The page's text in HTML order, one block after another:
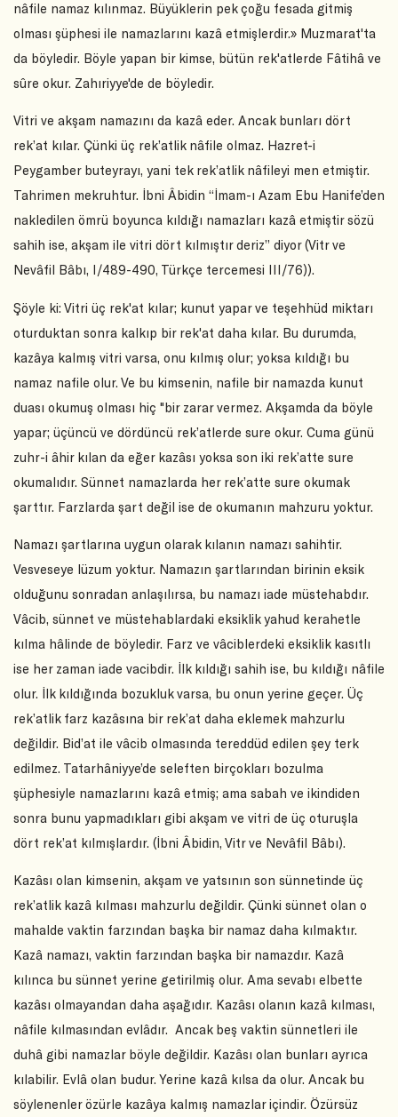
nâfile namaz kılınmaz. Büyüklerin pek çoğu fesada gitmiş
olması şüphesi ile namazlarını kazâ etmişlerdir.» Muzmarat'ta
da böyledir. Böyle yapan bir kimse, bütün rek'atlerde Fâtihâ ve
sûre okur. Zahıriyye'de de böyledir.
Vitri ve akşam namazını da kazâ eder. Ancak bunları dört
rek’at kılar. Çünki üç rek’atlik nâfile olmaz. Hazret-i
Peygamber buteyrayı, yani tek rek’atlik nâfileyi men etmiştir.
Tahrimen mekruhtur. İbni Âbidin “İmam-ı Azam Ebu Hanife’den
nakledilen ömrü boyunca kıldığı namazları kazâ etmiştir sözü
sahih ise, akşam ile vitri dört kılmıştır deriz” diyor (Vitr ve
Nevâfil Bâbı, I/489-490, Türkçe tercemesi III/76)).
Şöyle ki: Vitri üç rek'at kılar; kunut yapar ve teşehhüd miktarı
oturduktan sonra kalkıp bir rek'at daha kılar. Bu durumda,
kazâya kalmış vitri varsa, onu kılmış olur; yoksa kıldığı bu
namaz nafile olur. Ve bu kimsenin, nafile bir namazda kunut
duası okumuş olması hiç "bir zarar vermez. Akşamda da böyle
yapar; üçüncü ve dördüncü rek’atlerde sure okur. Cuma günü
zuhr-i âhir kılan da eğer kazâsı yoksa son iki rek’atte sure
okumalıdır. Sünnet namazlarda her rek’atte sure okumak
şarttır. Farzlarda şart değil ise de okumanın mahzuru yoktur.
Namazı şartlarına uygun olarak kılanın namazı sahihtir.
Vesveseye lüzum yoktur. Namazın şartlarından birinin eksik
olduğunu sonradan anlaşılırsa, bu namazı iade müstehabdır.
Vâcib, sünnet ve müstehablardaki eksiklik yahud kerahetle
kılma hâlinde de böyledir. Farz ve vâciblerdeki eksiklik kasıtlı
ise her zaman iade vacibdir. İlk kıldığı sahih ise, bu kıldığı nâfile
olur. İlk kıldığında bozukluk varsa, bu onun yerine geçer. Üç
rek’atlik farz kazâsına bir rek’at daha eklemek mahzurlu
değildir. Bid’at ile vâcib olmasında tereddüd edilen şey terk
edilmez. Tatarhâniyye’de seleften birçokları bozulma
şüphesiyle namazlarını kazâ etmiş; ama sabah ve ikindiden
sonra bunu yapmadıkları gibi akşam ve vitri de üç oturuşla
dört rek’at kılmışlardır. (İbni Âbidin, Vitr ve Nevâfil Bâbı).
Kazâsı olan kimsenin, akşam ve yatsının son sünnetinde üç
rek’atlik kazâ kılması mahzurlu değildir. Çünki sünnet olan o
mahalde vaktin farzından başka bir namaz daha kılmaktır.
Kazâ namazı, vaktin farzından başka bir namazdır. Kazâ
kılınca bu sünnet yerine getirilmiş olur. Ama sevabı elbette
kazâsı olmayandan daha aşağıdır. Kazâsı olanın kazâ kılması,
nâfile kılmasından evlâdır. Ancak beş vaktin sünnetleri ile
duhâ gibi namazlar böyle değildir. Kazâsı olan bunları ayrıca
kılabilir. Evlâ olan budur. Yerine kazâ kılsa da olur. Ancak bu
söylenenler özürle kazâya kalmış namazlar içindir. Özürsüz